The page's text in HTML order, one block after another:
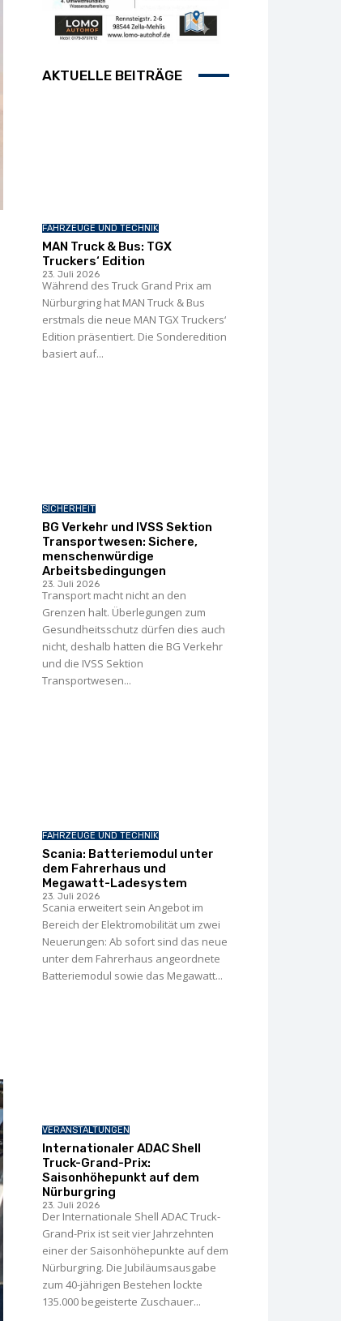
AKTUELLE BEITRÄGE
FAHRZEUGE UND TECHNIK
MAN Truck & Bus: TGX
Truckers‘ Edition
23. Juli 2026
Während des Truck Grand Prix am
Nürburgring hat MAN Truck & Bus
erstmals die neue MAN TGX Truckers‘
Edition präsentiert. Die Sonderedition
basiert auf...
SICHERHEIT
BG Verkehr und IVSS Sektion
Transportwesen: Sichere,
menschenwürdige
Arbeitsbedingungen
23. Juli 2026
Transport macht nicht an den
Grenzen halt. Überlegungen zum
Gesundheitsschutz dürfen dies auch
nicht, deshalb hatten die BG Verkehr
und die IVSS Sektion
Transportwesen...
FAHRZEUGE UND TECHNIK
Scania: Batteriemodul unter
dem Fahrerhaus und
Megawatt-Ladesystem
23. Juli 2026
Scania erweitert sein Angebot im
Bereich der Elektromobilität um zwei
Neuerungen: Ab sofort sind das neue
unter dem Fahrerhaus angeordnete
Batteriemodul sowie das Megawatt...
VERANSTALTUNGEN
Internationaler ADAC Shell
Truck-Grand-Prix:
Saisonhöhepunkt auf dem
Nürburgring
23. Juli 2026
Der Internationale Shell ADAC Truck-
Grand-Prix ist seit vier Jahrzehnten
einer der Saisonhöhepunkte auf dem
Nürburgring. Die Jubiläumsausgabe
zum 40-jährigen Bestehen lockte
135.000 begeisterte Zuschauer...